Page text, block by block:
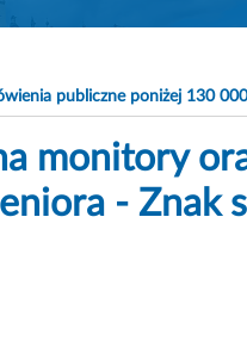
publiczne poniżej 130 000
monitory
-